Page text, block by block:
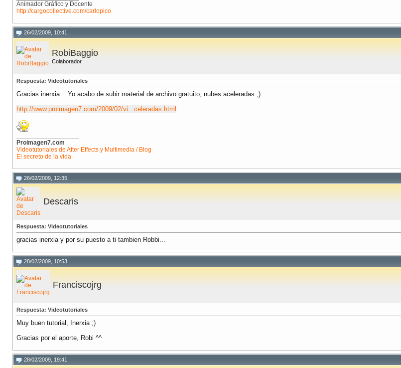
Animador Gráfico y Docente
http://cargocollective.com/carlopico
26/02/2009, 10:41
RobiBaggio
Colaborador
Respuesta: Videotutoriales
Gracias inerxia... Yo acabo de subir material de archivo gratuito, nubes aceleradas ;)
http://www.proimagen7.com/2009/02/vi...celeradas.html
Proimagen7.com
Videotutoriales de After Effects y Multimedia / Blog
El secreto de la vida
26/02/2009, 12:35
Descaris
Respuesta: Videotutoriales
gracias inerxia y por su puesto a ti tambien Robbi...
28/02/2009, 10:53
Franciscojrg
Respuesta: Videotutoriales
Muy buen tutorial, Inerxia ;)
Gracias por el aporte, Robi ^^
28/02/2009, 19:41